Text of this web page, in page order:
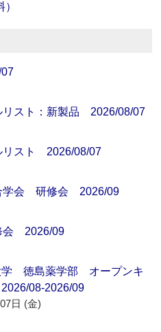
リスト：新製品 2026/08/07
リスト 2026/08/07
学会 研修会 2026/09
会 2026/09
学 徳島薬学部 オープンキ
08-2026/09
日 (金)